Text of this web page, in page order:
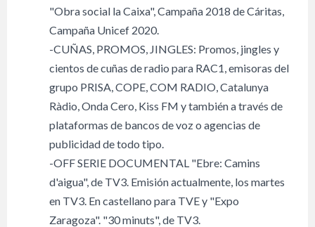
"Obra social la Caixa", Campaña 2018 de Cáritas,
Campaña Unicef 2020.
-CUÑAS, PROMOS, JINGLES: Promos, jingles y
cientos de cuñas de radio para RAC1, emisoras del
grupo PRISA, COPE, COM RADIO, Catalunya
Ràdio, Onda Cero, Kiss FM y también a través de
plataformas de bancos de voz o agencias de
publicidad de todo tipo.
-OFF SERIE DOCUMENTAL "Ebre: Camins
d'aigua", de TV3. Emisión actualmente, los martes
en TV3. En castellano para TVE y "Expo
Zaragoza". "30 minuts", de TV3.